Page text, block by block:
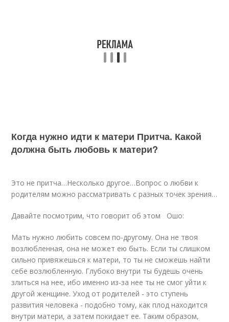
Когда нужно идти к матери Притча. Какой
должна быть любовь к матери?
Это не притча…Несколько другое…Вопрос о любви к
родителям можно рассматривать с разных точек зрения…
Давайте посмотрим, что говорит об этом Ошо:
Мать нужно любить совсем по-другому. Она не твоя
возлюбленная, она не может ею быть. Если ты слишком
сильно привяжешься к матери, то ты не сможешь найти
себе возлюбленную. Глубоко внутри ты будешь очень
злиться на нее, ибо именно из-за нее ты не смог уйти к
другой женщине. Уход от родителей - это ступень
развития человека - подобно тому, как плод находится
внутри матери, а затем покидает ее. Таким образом,